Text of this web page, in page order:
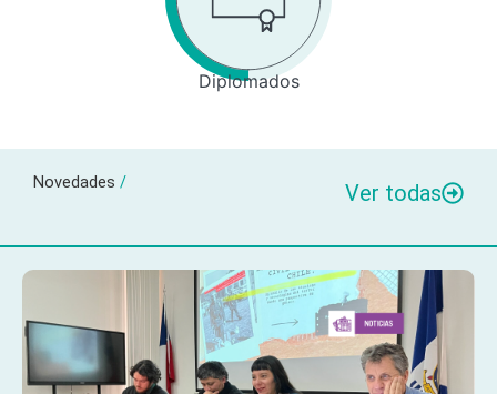
Diplomados
Novedades / Ver todas